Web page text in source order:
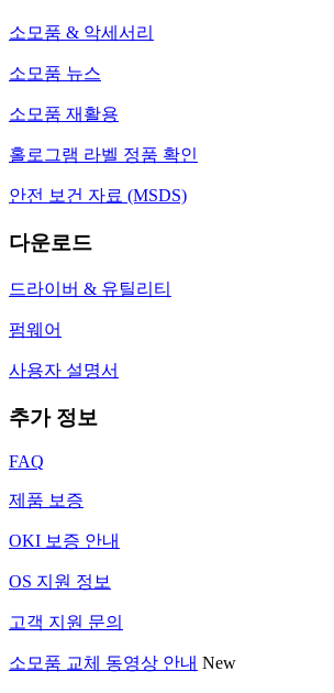
소모품 & 악세서리
소모품 뉴스
소모품 재활용
홀로그램 라벨 정품 확인
안전 보건 자료 (MSDS)
다운로드
드라이버 & 유틸리티
펌웨어
사용자 설명서
추가 정보
FAQ
제품 보증
OKI 보증 안내
OS 지원 정보
고객 지원 문의
소모품 교체 동영상 안내 New